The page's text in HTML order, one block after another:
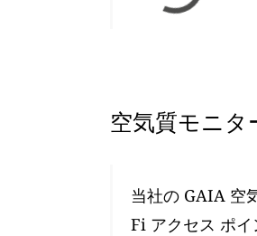
空気質モニタ
当社の GAIA 空
Fi アクセス ポイ